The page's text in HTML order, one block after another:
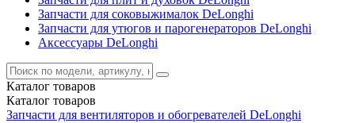
Запчасти для соковыжималок DeLonghi
Запчасти для утюгов и парогенераторов DeLonghi
Аксессуары DeLonghi
Каталог товаров
Каталог товаров
Запчасти для вентиляторов и обогревателей DeLonghi